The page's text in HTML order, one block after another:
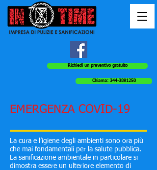
Richiedi un preventivo gratuito
Chiama: 344-3891250
EMERGENZA COVID-19
La cura e l’igiene degli ambienti sono ora più
che mai fondamentali per la salute pubblica.
La sanificazione ambientale in particolare si
dimostra essere un ulteriore elemento di